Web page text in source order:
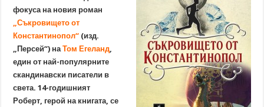
фокуса на новия роман
„Съкровището от
Константинопол“ (изд.
„Персей“) наТом Егеланд,
един от най-популярните
скандинавски писатели в
света. 14-годишният
Роберт, герой на книгата, се